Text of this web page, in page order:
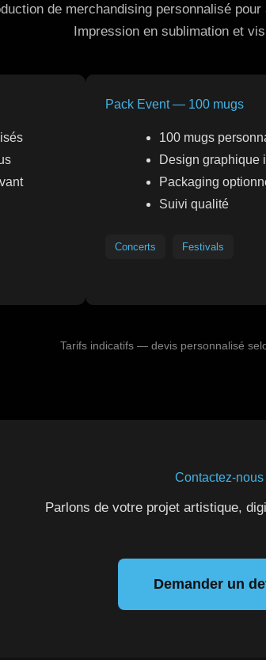
de merchandising personnalisé
Impression en sublimation et
Pack Event — 100 mugs
100 mugs
Design graphique
Packaging
Suivi qualité
Concerts Festivals
Tarifs indicatifs — devis personnalisé
Contactez-nous
Parlons de votre projet artistique,
Demander un